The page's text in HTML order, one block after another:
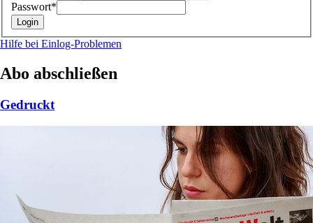
Passwort*
Hilfe bei Einlog-Problemen
Abo abschließen
Gedruckt